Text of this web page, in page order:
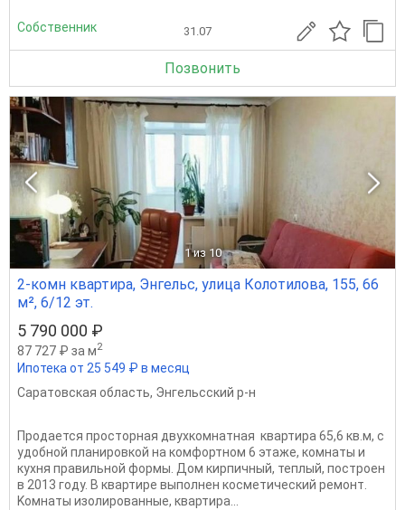
Собственник 31.07
Позвонить
1 из 10
2-комн квартира, Энгельс, улица Колотилова, 155, 66
м², 6/12 эт.
5 790 000 ₽
87 727 ₽ за м2
Ипотека от 25 549 ₽ в месяц
Саратовская область, Энгельсский р-н
Продается просторная двухкомнатная квартира 65,6 кв.м, с
удобной планировкой на комфортном 6 этаже, комнаты и
кухня правильной формы. Дом кирпичный, теплый, построен
в 2013 году. В квартире выполнен косметический ремонт.
Kомнaты изoлирoвaнныe, квартира...